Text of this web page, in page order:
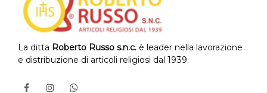
La ditta Roberto Russo s.n.c. è leader nella lavorazione
e distribuzione di articoli religiosi dal 1939.